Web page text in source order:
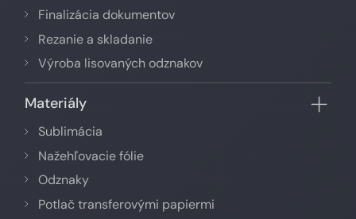
Finalizácia dokumentov
Rezanie a skladanie
Výroba lisovaných odznakov
Materiály
Sublimácia
Nažehľovacie fólie
Odznaky
Potlač transferovými papiermi